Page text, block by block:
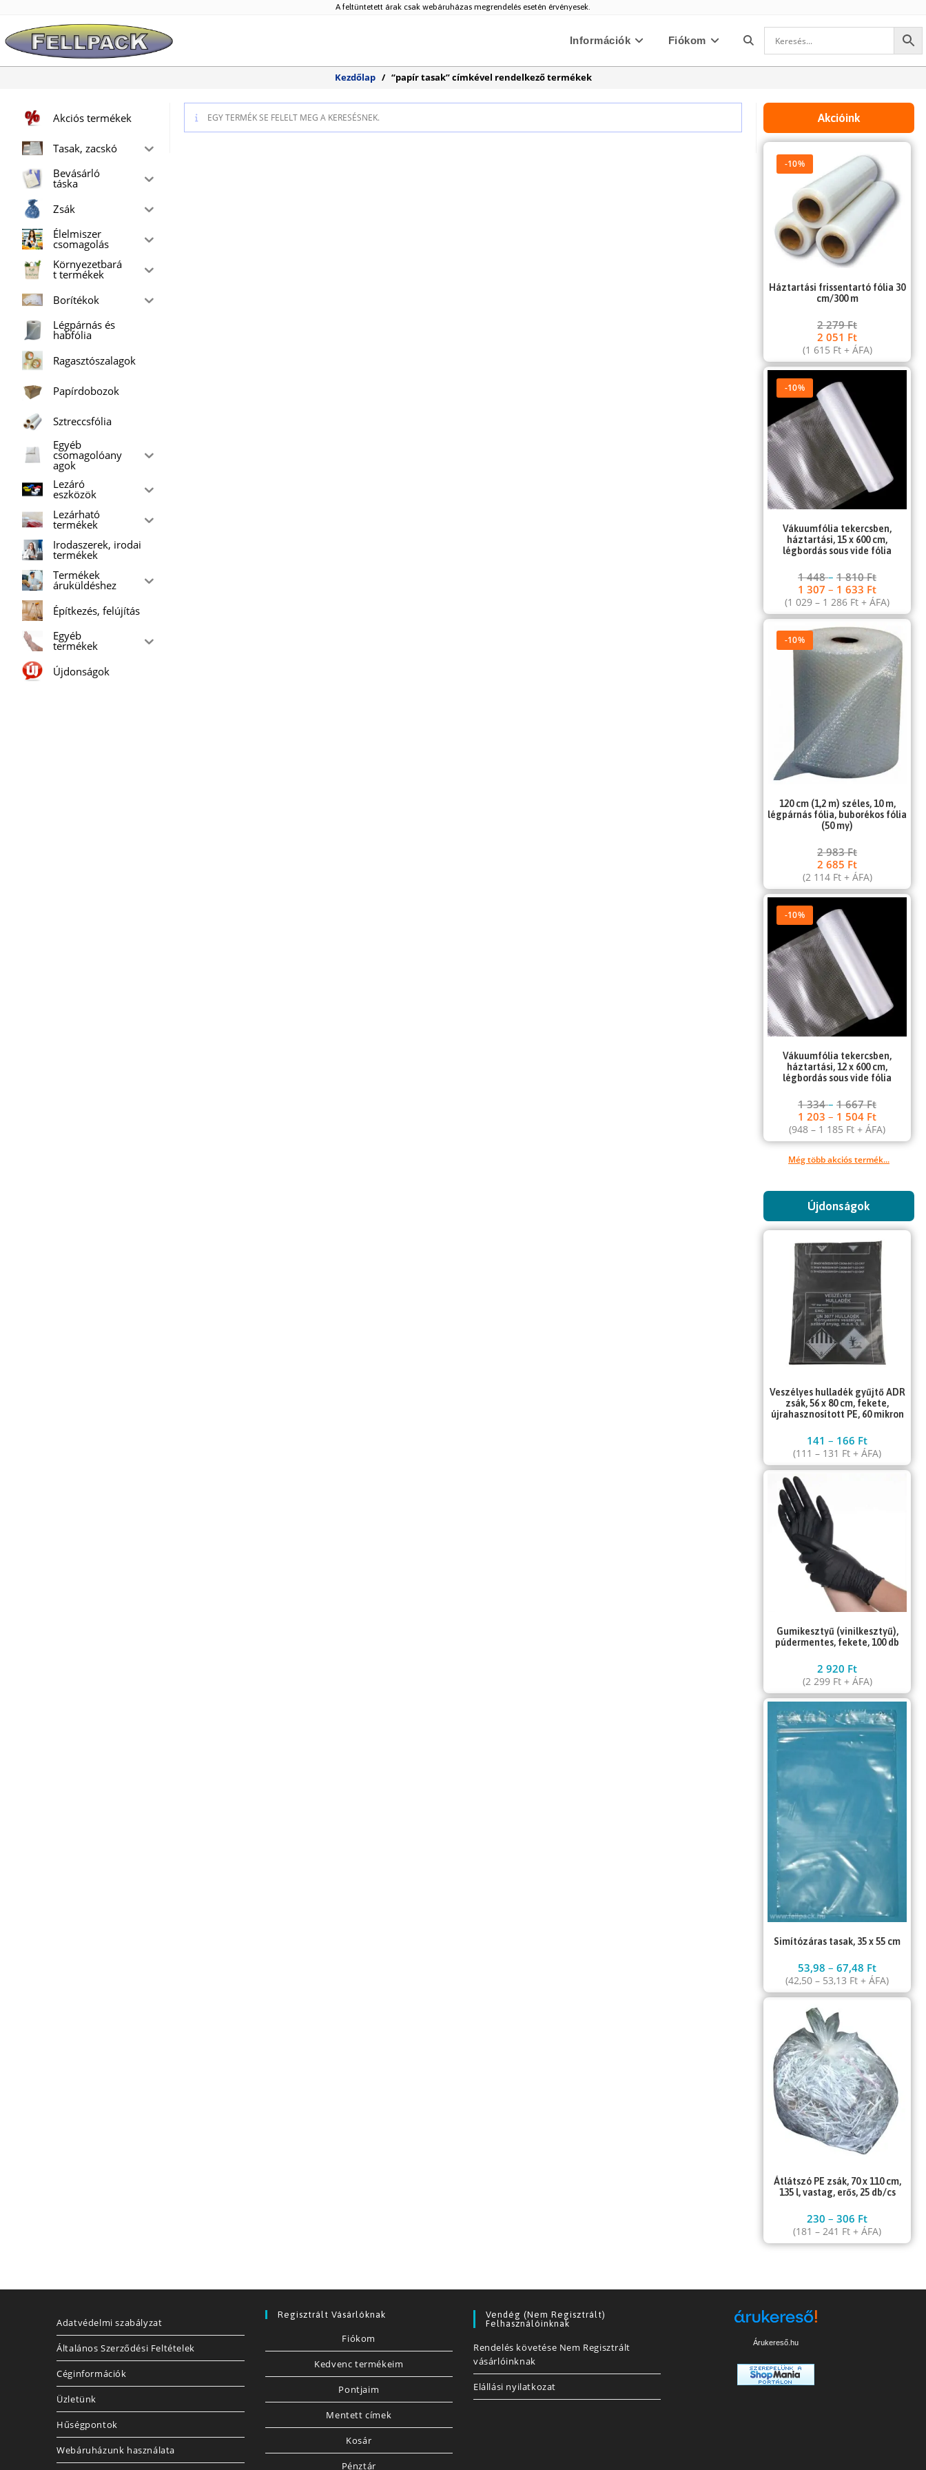
content
A feltüntetett árak csak webáruházas megrendelés esetén érvényesek.
Információk Fiókom Toggle
search
Kezdőlap / “papír tasak” címkével rendelkező termékek
EGY TERMÉK SE FELELT MEG A KERESÉSNEK.
Akciós termékek
Tasak, zacskó
Bevásárló
táska
Zsák
Élelmiszer
csomagolás
Környezetbará
t termékek
Borítékok
Légpárnás és
habfólia
Ragasztószalagok
Papírdobozok
Sztreccsfólia
Egyéb
csomagolóany
agok
Lezáró
eszközök
Lezárható
termékek
Irodaszerek, irodai
termékek
Termékek
áruküldéshez
Építkezés, felújítás
Egyéb
termékek
Újdonságok
Akcióink
-10%
Háztartási frissentartó fólia 30
cm/300 m
2 279Ft
2 051 Ft
(1 615 Ft+ ÁFA)
-10%
Vákuumfólia tekercsben,
háztartási, 15 x 600 cm,
légbordás sous vide fólia
1 448–1 810Ft
1 307– 1 633 Ft
(1 029– 1 286 Ft + ÁFA)
-10%
120 cm (1,2 m) széles, 10 m,
légpárnás fólia, buborékos fólia
(50 my)
2 983Ft
2 685 Ft
(2 114 Ft+ ÁFA)
-10%
Vákuumfólia tekercsben,
háztartási, 12 x 600 cm,
légbordás sous vide fólia
1 334–1 667Ft
1 203– 1 504 Ft
(948– 1 185 Ft + ÁFA)
Még több akciós termék...
Újdonságok
Veszélyes hulladék gyűjtő ADR
zsák, 56 x 80 cm, fekete,
újrahasznosított PE, 60 mikron
141– 166 Ft
(111– 131 Ft + ÁFA)
Gumikesztyű (vinilkesztyű),
púdermentes, fekete, 100 db
2 920 Ft
(2 299 Ft+ ÁFA)
Simítózáras tasak, 35 x 55 cm
53,98–67,48 Ft
(42,50– 53,13 Ft + ÁFA)
Átlátszó PE zsák, 70 x 110 cm,
135 l, vastag, erős, 25 db/cs
230–306 Ft
(181–241 Ft + ÁFA)
Adatvédelmi szabályzat
Általános Szerződési Feltételek
Céginformációk
Üzletünk
Hűségpontok
Webáruházunk használata
Regisztrált Vásárlóknak
Fiókom
Kedvenc termékeim
Pontjaim
Mentett címek
Kosár
Pénztár
Vendég (nem Regisztrált)
Felhasználóinknak
Rendelés követése Nem Regisztrált
vásárlóinknak
Elállási nyilatkozat
Árukereső.hu